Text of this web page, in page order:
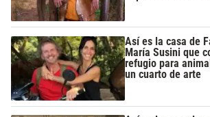
Así es la casa de
María Susini que
refugio para
un cuarto de arte